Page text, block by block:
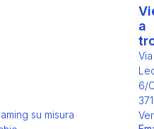
su misura
a
Via
6/